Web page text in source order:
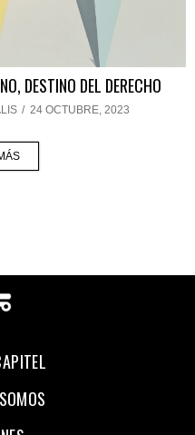
DESTINO DEL DERECHO
/ 24 OCTUBRE, 2023